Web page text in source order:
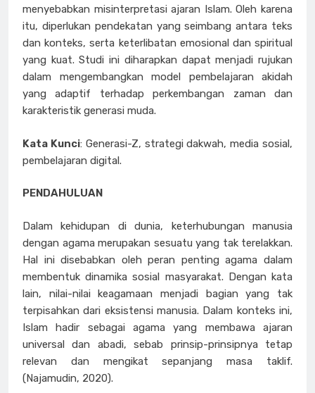
menyebabkan misinterpretasi ajaran Islam. Oleh karena
itu, diperlukan pendekatan yang seimbang antara teks
dan konteks, serta keterlibatan emosional dan spiritual
yang kuat. Studi ini diharapkan dapat menjadi rujukan
dalam mengembangkan model pembelajaran akidah
yang adaptif terhadap perkembangan zaman dan
karakteristik generasi muda.
Kata Kunci: Generasi-Z, strategi dakwah, media sosial,
pembelajaran digital.
PENDAHULUAN
Dalam kehidupan di dunia, keterhubungan manusia
dengan agama merupakan sesuatu yang tak terelakkan.
Hal ini disebabkan oleh peran penting agama dalam
membentuk dinamika sosial masyarakat. Dengan kata
lain, nilai-nilai keagamaan menjadi bagian yang tak
terpisahkan dari eksistensi manusia. Dalam konteks ini,
Islam hadir sebagai agama yang membawa ajaran
universal dan abadi, sebab prinsip-prinsipnya tetap
relevan dan mengikat sepanjang masa taklif.
(Najamudin, 2020).